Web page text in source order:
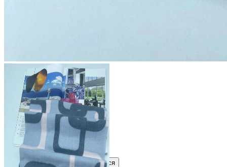
В розницу
Узнать оптовую цену сейчас
Войти Зарегистрироваться